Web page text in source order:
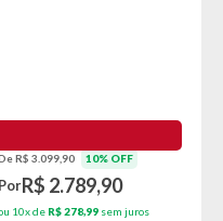
R$ 3.099,90 10% OFF
PorR$ 2.789,90
10x de R$ 278,99 sem juros